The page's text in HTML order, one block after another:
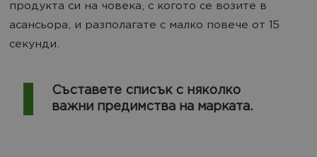
продукта си на човека, с когото се возите в
асансьора, и разполагате с малко повече от 15
секунди.
Съставете списък с няколко
важни предимства на марката.